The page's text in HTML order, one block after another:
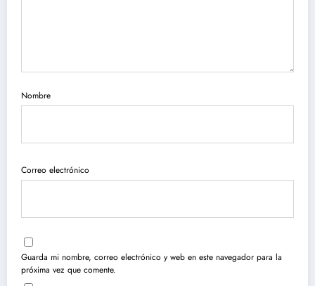
Nombre
Correo electrónico
Guarda mi nombre, correo electrónico y web en este navegador para la
próxima vez que comente.